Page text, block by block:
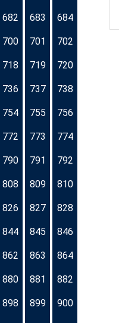
682 683 684
700 701 702
718 719 720
736 737 738
754 755 756
772 773 774
790 791 792
808 809 810
826 827 828
844 845 846
862 863 864
880 881 882
898 899 900